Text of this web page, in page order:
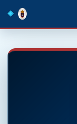
navigation